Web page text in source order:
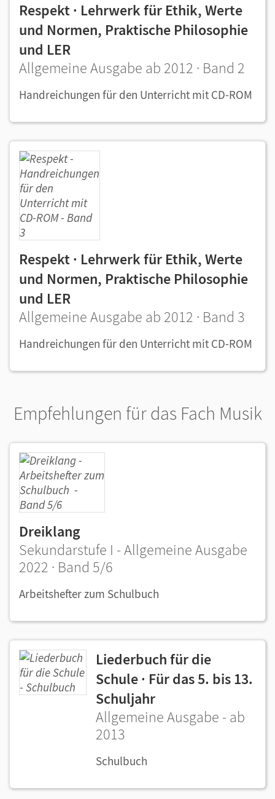
Respekt · Lehrwerk für Ethik, Werte
und Normen, Praktische Philosophie
und LER
Allgemeine Ausgabe ab 2012 · Band 2
Handreichungen für den Unterricht mit CD-ROM
Respekt · Lehrwerk für Ethik, Werte
und Normen, Praktische Philosophie
und LER
Allgemeine Ausgabe ab 2012 · Band 3
Handreichungen für den Unterricht mit CD-ROM
Empfehlungen für das Fach Musik
Dreiklang
Sekundarstufe I - Allgemeine Ausgabe
2022 · Band 5/6
Arbeitshefter zum Schulbuch
Liederbuch für die
Schule · Für das 5. bis 13.
Schuljahr
Allgemeine Ausgabe - ab
2013
Schulbuch